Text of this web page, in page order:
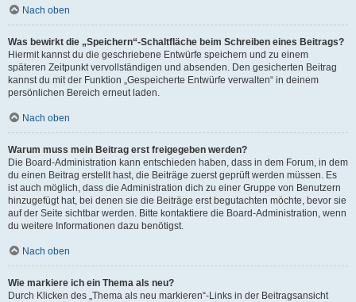
Nach oben
Was bewirkt die „Speichern“-Schaltfläche beim Schreiben eines Beitrags?
Hiermit kannst du die geschriebene Entwürfe speichern und zu einem
späteren Zeitpunkt vervollständigen und absenden. Den gesicherten Beitrag
kannst du mit der Funktion „Gespeicherte Entwürfe verwalten“ in deinem
persönlichen Bereich erneut laden.
Nach oben
Warum muss mein Beitrag erst freigegeben werden?
Die Board-Administration kann entschieden haben, dass in dem Forum, in dem
du einen Beitrag erstellt hast, die Beiträge zuerst geprüft werden müssen. Es
ist auch möglich, dass die Administration dich zu einer Gruppe von Benutzern
hinzugefügt hat, bei denen sie die Beiträge erst begutachten möchte, bevor sie
auf der Seite sichtbar werden. Bitte kontaktiere die Board-Administration, wenn
du weitere Informationen dazu benötigst.
Nach oben
Wie markiere ich ein Thema als neu?
Durch Klicken des „Thema als neu markieren“-Links in der Beitragsansicht